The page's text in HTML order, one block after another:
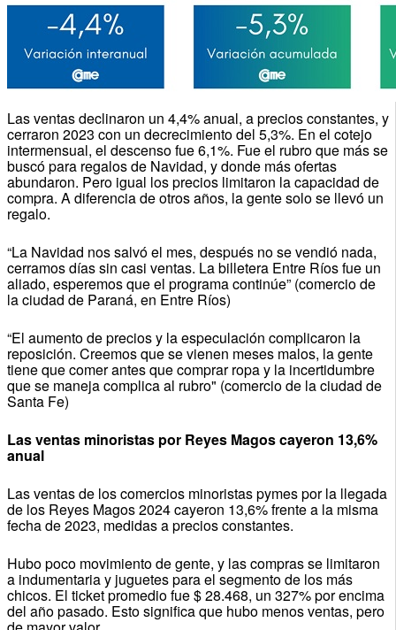
Las ventas declinaron un 4,4% anual, a precios constantes, y
cerraron 2023 con un decrecimiento del 5,3%. En el cotejo
intermensual, el descenso fue 6,1%. Fue el rubro que más se
buscó para regalos de Navidad, y donde más ofertas
abundaron. Pero igual los precios limitaron la capacidad de
compra. A diferencia de otros años, la gente solo se llevó un
regalo.
“La Navidad nos salvó el mes, después no se vendió nada,
cerramos días sin casi ventas. La billetera Entre Ríos fue un
aliado, esperemos que el programa continúe” (comercio de
la ciudad de Paraná, en Entre Ríos)
“El aumento de precios y la especulación complicaron la
reposición. Creemos que se vienen meses malos, la gente
tiene que comer antes que comprar ropa y la incertidumbre
que se maneja complica al rubro" (comercio de la ciudad de
Santa Fe)
Las ventas minoristas por Reyes Magos cayeron 13,6%
anual
Las ventas de los comercios minoristas pymes por la llegada
de los Reyes Magos 2024 cayeron 13,6% frente a la misma
fecha de 2023, medidas a precios constantes.
Hubo poco movimiento de gente, y las compras se limitaron
a indumentaria y juguetes para el segmento de los más
chicos. El ticket promedio fue $ 28.468, un 327% por encima
del año pasado. Esto significa que hubo menos ventas, pero